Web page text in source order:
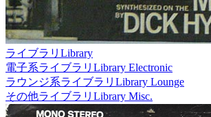
ライブラリ Library
電子系ライブラリ Library Electronic
ラウンジ系ライブラリ Library Lounge
その他ライブラリ Library Misc.